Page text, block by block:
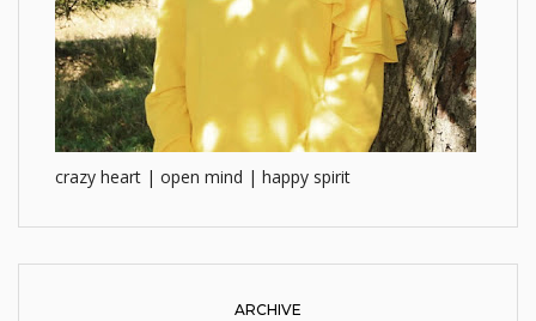
crazy heart | open mind | happy spirit
ARCHIVE